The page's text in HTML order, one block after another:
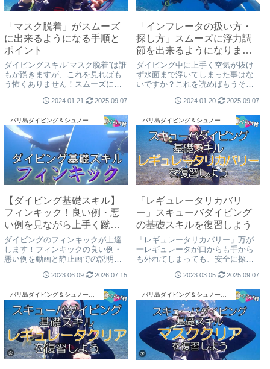
「マスク脱着」がスムーズ
に出来るようになる手順と
ポイント
ダイビングスキル“マスク脱着”は誰
もが躓きますが、これを見ればも
う怖くありません！スムーズに出
押さえてご説明します！安全で楽
しいダイビングをしましょうね！
2024.01.21 2025.09.07
「インフレータの扱い方・
探し方」スムーズに浮力調
節を出来るようになりまし
ょう！
ダイビング中に上手く空気が抜け
ず水面まで浮いてしまった事はな
いですか？これを読めばもうそん
気を入れたり抜いたりして調整す
るインフレータの扱い方について
ご説明しています。
2024.01.20 2025.09.07
【ダイビング基礎スキル】
フィンキック！良い例・悪
い例を見ながら上手く蹴る
コツをご紹介します
ダイビングのフィンキックが上達
します！フィンキックの良い例・
悪い例を動画と静止画での説明、
介。フィンキックの上達は中性浮
力の上達にも繋がります。バリ島
くらげ村が安全に楽しくご案内致
しますよ
2023.06.09 2026.07.15
「レギュレータリカバリ
ー」スキューバダイビング
の基礎スキルを復習しよう
「レギュレータリカバリー」万が
一レギュレータが口からも手から
も外れてしまっても、安全に探し
中スキル。手順に忠実に行う事が
レギュレータを見つけ出す一番早
い方法ですよ！バリ島くらげ村が
ご案内致します。
2023.03.05 2025.09.07
バリ島ダイビング＆シュノーケリング バリ島ダイビング＆シュノーケリング